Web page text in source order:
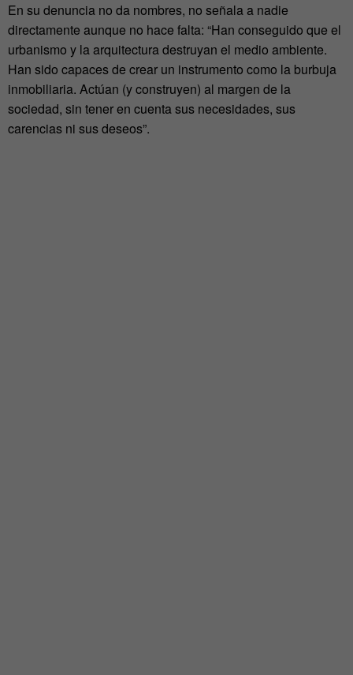
En su denuncia no da nombres, no señala a nadie
directamente aunque no hace falta: “Han conseguido que el
urbanismo y la arquitectura destruyan el medio ambiente.
Han sido capaces de crear un instrumento como la burbuja
inmobiliaria. Actúan (y construyen) al margen de la
sociedad, sin tener en cuenta sus necesidades, sus
carencias ni sus deseos”.